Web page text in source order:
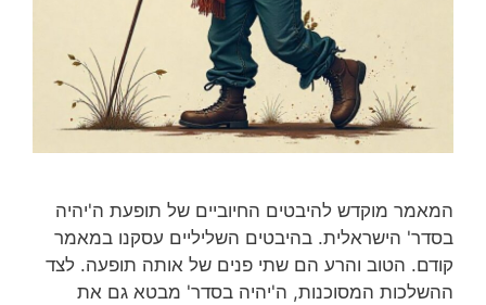
המאמר מוקדש להיבטים החיוביים של תופעת ה'יהיה
בסדר' הישראלית. בהיבטים השליליים עסקנו במאמר
קודם. הטוב והרע הם שתי פנים של אותה תופעה. לצד
ההשלכות המסוכנות, ה'יהיה בסדר' מבטא גם את